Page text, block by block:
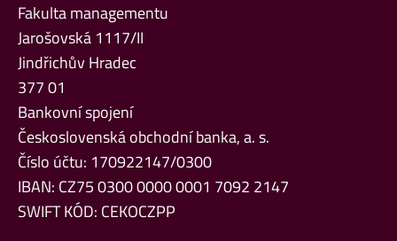
Fakulta managementu
Jarošovská 1117/II
Jindřichův Hradec
377 01
Bankovní spojení
Československá obchodní banka, a. s.
Číslo účtu: 170922147/0300
IBAN: CZ75 0300 0000 0001 7092 2147
SWIFT KÓD: CEKOCZPP